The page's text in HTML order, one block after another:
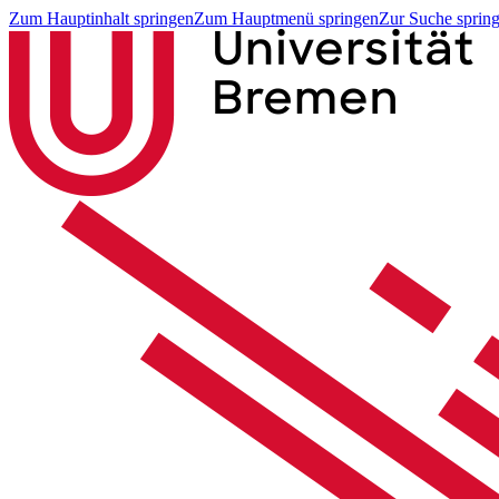
Zum Hauptinhalt springenZum Hauptmenü springenZur Suche